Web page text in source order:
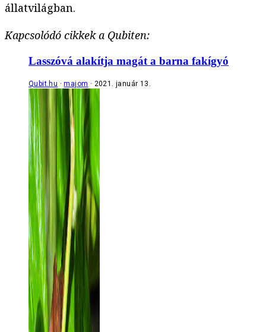
állatvilágban.
Kapcsolódó cikkek a Qubiten:
Lasszóvá alakítja magát a barna fakígyó
Qubit.hu majom 2021. január 13.